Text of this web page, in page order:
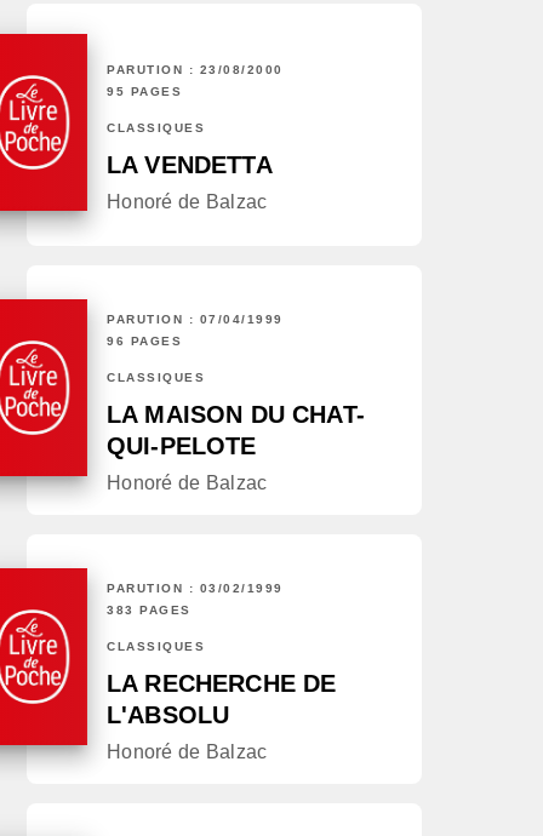
PARUTION : 23/08/2000
95 PAGES
CLASSIQUES
LA VENDETTA
Honoré de Balzac
PARUTION : 07/04/1999
96 PAGES
CLASSIQUES
LA MAISON DU CHAT-
QUI-PELOTE
Honoré de Balzac
PARUTION : 03/02/1999
383 PAGES
CLASSIQUES
LA RECHERCHE DE
L'ABSOLU
Honoré de Balzac